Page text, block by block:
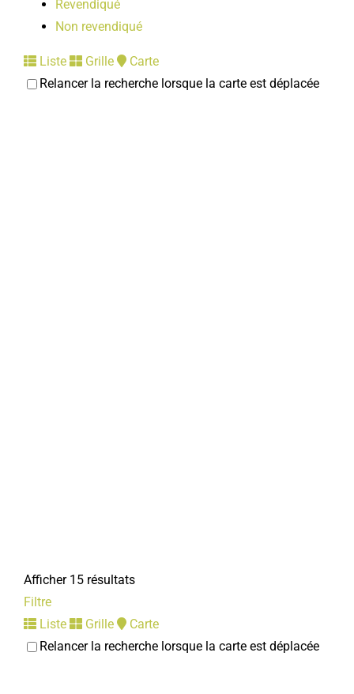
Revendiqué
Non revendiqué
Liste Grille
Carte
Relancer la recherche lorsque la carte est déplacée
Afficher 15 résultats
Filtre
Liste
Grille
Carte
Relancer la recherche lorsque la carte est déplacée